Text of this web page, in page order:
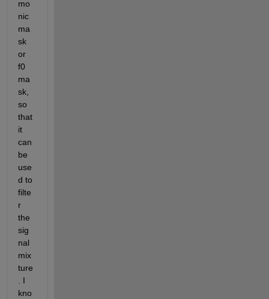
mo
nic
ma
sk
or
f0
ma
sk,
so
that
it
can
be
use
d to
filte
r
the
sig
nal
mix
ture
. I
kno